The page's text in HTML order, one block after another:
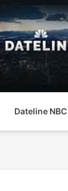
Dateline NBC